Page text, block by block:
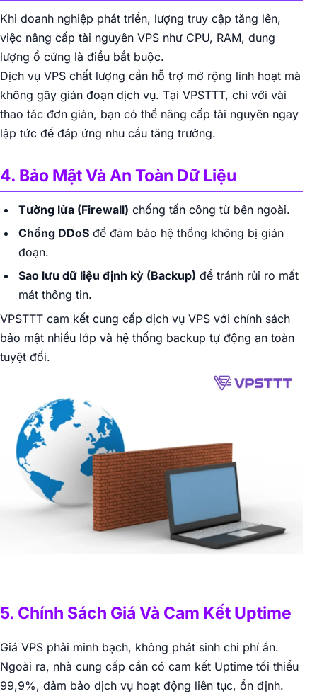
Khi doanh nghiệp phát triển, lượng truy cập tăng lên,
việc nâng cấp tài nguyên VPS như CPU, RAM, dung
lượng ổ cứng là điều bắt buộc.
Dịch vụ VPS chất lượng cần hỗ trợ mở rộng linh hoạt mà
không gây gián đoạn dịch vụ. Tại VPSTTT, chỉ với vài
thao tác đơn giản, bạn có thể nâng cấp tài nguyên ngay
lập tức để đáp ứng nhu cầu tăng trưởng.
4. Bảo Mật Và An Toàn Dữ Liệu
Tường lửa (Firewall) chống tấn công từ bên ngoài.
Chống DDoSđể đảm bảo hệ thống không bị gián
đoạn.
Sao lưu dữ liệu định kỳ (Backup) để tránh rủi ro mất
mát thông tin.
VPSTTT cam kết cung cấp dịch vụ VPS với chính sách
bảo mật nhiều lớp và hệ thống backup tự động an toàn
tuyệt đối.
5. Chính Sách Giá Và Cam Kết Uptime
Giá VPS phải minh bạch, không phát sinh chi phí ẩn.
Ngoài ra, nhà cung cấp cần có cam kết Uptime tối thiểu
99,9%, đảm bảo dịch vụ hoạt động liên tục, ổn định.